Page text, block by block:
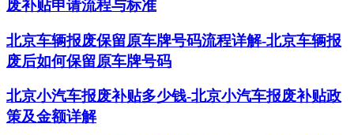
废补贴申请流程与标准
北京车辆报废保留原车牌号码流程详解-北京车辆报
废后如何保留原车牌号码
北京小汽车报废补贴多少钱-北京小汽车报废补贴政
策及金额详解